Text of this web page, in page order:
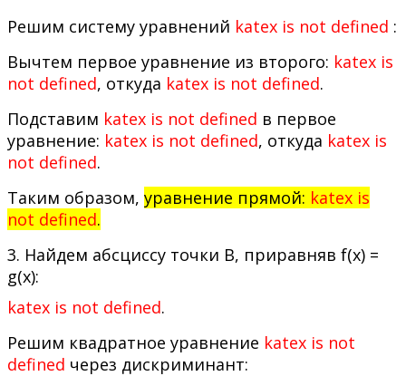
Решим систему уравнений katex is not defined :
Вычтем первое уравнение из второго: katex is
not defined, откуда katex is not defined.
Подставим katex is not defined в первое
уравнение: katex is not defined, откуда katex is
not defined.
Таким образом, уравнение прямой: katex is
not defined.
3. Найдем абсциссу точки В, приравняв f(x) =
g(x):
katex is not defined.
Решим квадратное уравнение katex is not
defined через дискриминант: